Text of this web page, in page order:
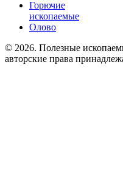
Горючие
ископаемые
Олово
© 2026. Полезные
авторские права